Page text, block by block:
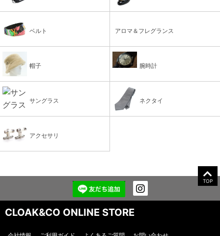
ベルト アロマ＆フレグランス
帽子 腕時計
サングラス ネクタイ
アクセサリ
TOP
CLOAK&CO ONLINE STORE